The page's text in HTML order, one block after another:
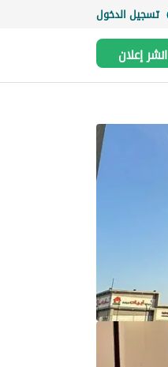
تسجيل الدخول
انشر إعلان